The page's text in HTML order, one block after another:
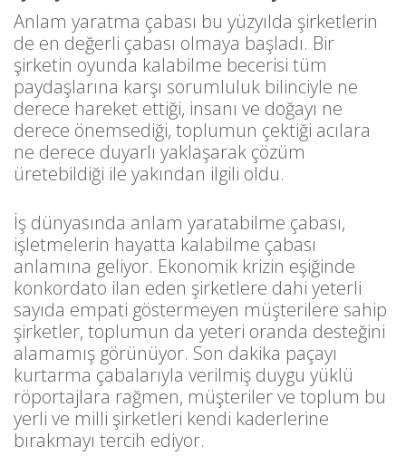
Anlam yaratma çabası bu yüzyılda şirketlerin
de en değerli çabası olmaya başladı. Bir
şirketin oyunda kalabilme becerisi tüm
paydaşlarına karşı sorumluluk bilinciyle ne
derece hareket ettiği, insanı ve doğayı ne
derece önemsediği, toplumun çektiği acılara
ne derece duyarlı yaklaşarak çözüm
üretebildiği ile yakından ilgili oldu.
İş dünyasında anlam yaratabilme çabası,
işletmelerin hayatta kalabilme çabası
anlamına geliyor. Ekonomik krizin eşiğinde
konkordato ilan eden şirketlere dahi yeterli
sayıda empati göstermeyen müşterilere sahip
şirketler, toplumun da yeteri oranda desteğini
alamamış görünüyor. Son dakika paçayı
kurtarma çabalarıyla verilmiş duygu yüklü
röportajlara rağmen, müşteriler ve toplum bu
yerli ve milli şirketleri kendi kaderlerine
bırakmayı tercih ediyor.